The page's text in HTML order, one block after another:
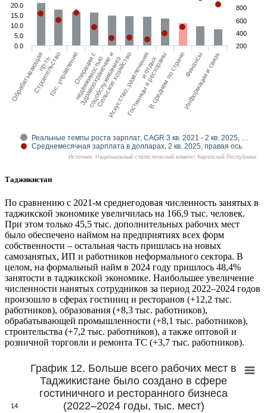
Реальные темпы роста зарплат, CAGR 3 кв. 2021 - 2 кв. 2025, …
Среднемесячная зарплата в долларах, 2 кв. 2025, правая ось
Обрабатывающаяпр-ть
СтроительствоГоc. управлениеОперации с
недвижимостью
Здравоохранение и
соцобслуживаниеэ
Сельское хозяйство
Искусство, развлечения
и отдых
Гостиницы и рестораны
В среднем по странеФинансы
Информация и связь
200
400
600
800
0.0
5.0
10.0
15.0
20.0
Источник: Национальный статистический комитет Киргизской Республики
Таджикистан
По сравнению с 2021-м среднегодовая численность занятых в
таджикской экономике увеличилась на 166,9 тыс. человек.
При этом только 45,5 тыс. дополнительных рабочих мест
было обеспечено наймом на предприятиях всех форм
собственности – остальная часть пришлась на новых
самозанятых, ИП и работников неформального сектора. В
целом, на формальный найм в 2024 году пришлось 48,4%
занятости в таджикской экономике. Наибольшее увеличение
численности нанятых сотрудников за период 2022–2024 годов
произошло в сферах гостиниц и ресторанов (+12,2 тыс.
работников), образования (+8,3 тыс. работников),
обрабатывающей промышленности (+8,1 тыс. работников),
строительства (+7,2 тыс. работников), а также оптовой и
розничной торговли и ремонта ТС (+3,7 тыс. работников).
График 12. Больше всего рабочих мест в
Таджикистане было создано в сфере
гостиничного и ресторанного бизнеса
(2022–2024 годы, тыс. мест)
14